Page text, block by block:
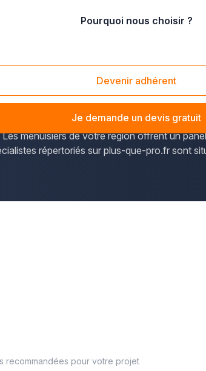
Pourquoi nous choisir ?
Devenir adhérent
Je demande un devis gratuit
en Nord-Pas-de-Calais sont
menuisiers de votre région offrent un
répertoriés sur plus-que-pro.fr sont
recommandées pour votre projet